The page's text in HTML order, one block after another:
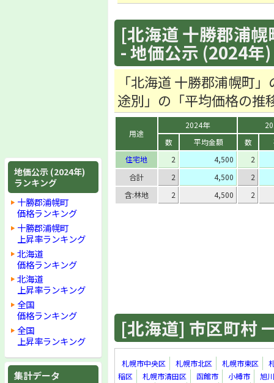
地価公示 (2024年)
ランキング
十勝郡浦幌町
価格ランキング
十勝郡浦幌町
上昇率ランキング
北海道
価格ランキング
北海道
上昇率ランキング
全国
価格ランキング
全国
上昇率ランキング
集計データ
[北海道 十勝郡浦
- 地価公示 (2024年)
「北海道 十勝郡浦幌町
途別」の「平均価格の推
用途
2024年
数
平均金額 数
住宅地
2 4,500
2
合計
2 4,500
2
含:林地
2 4,500 2
[北海道] 市区町村
札幌市中央区 札幌市北区 札幌市東区
稲区
札幌市清田区 函館市 小樽市
旭